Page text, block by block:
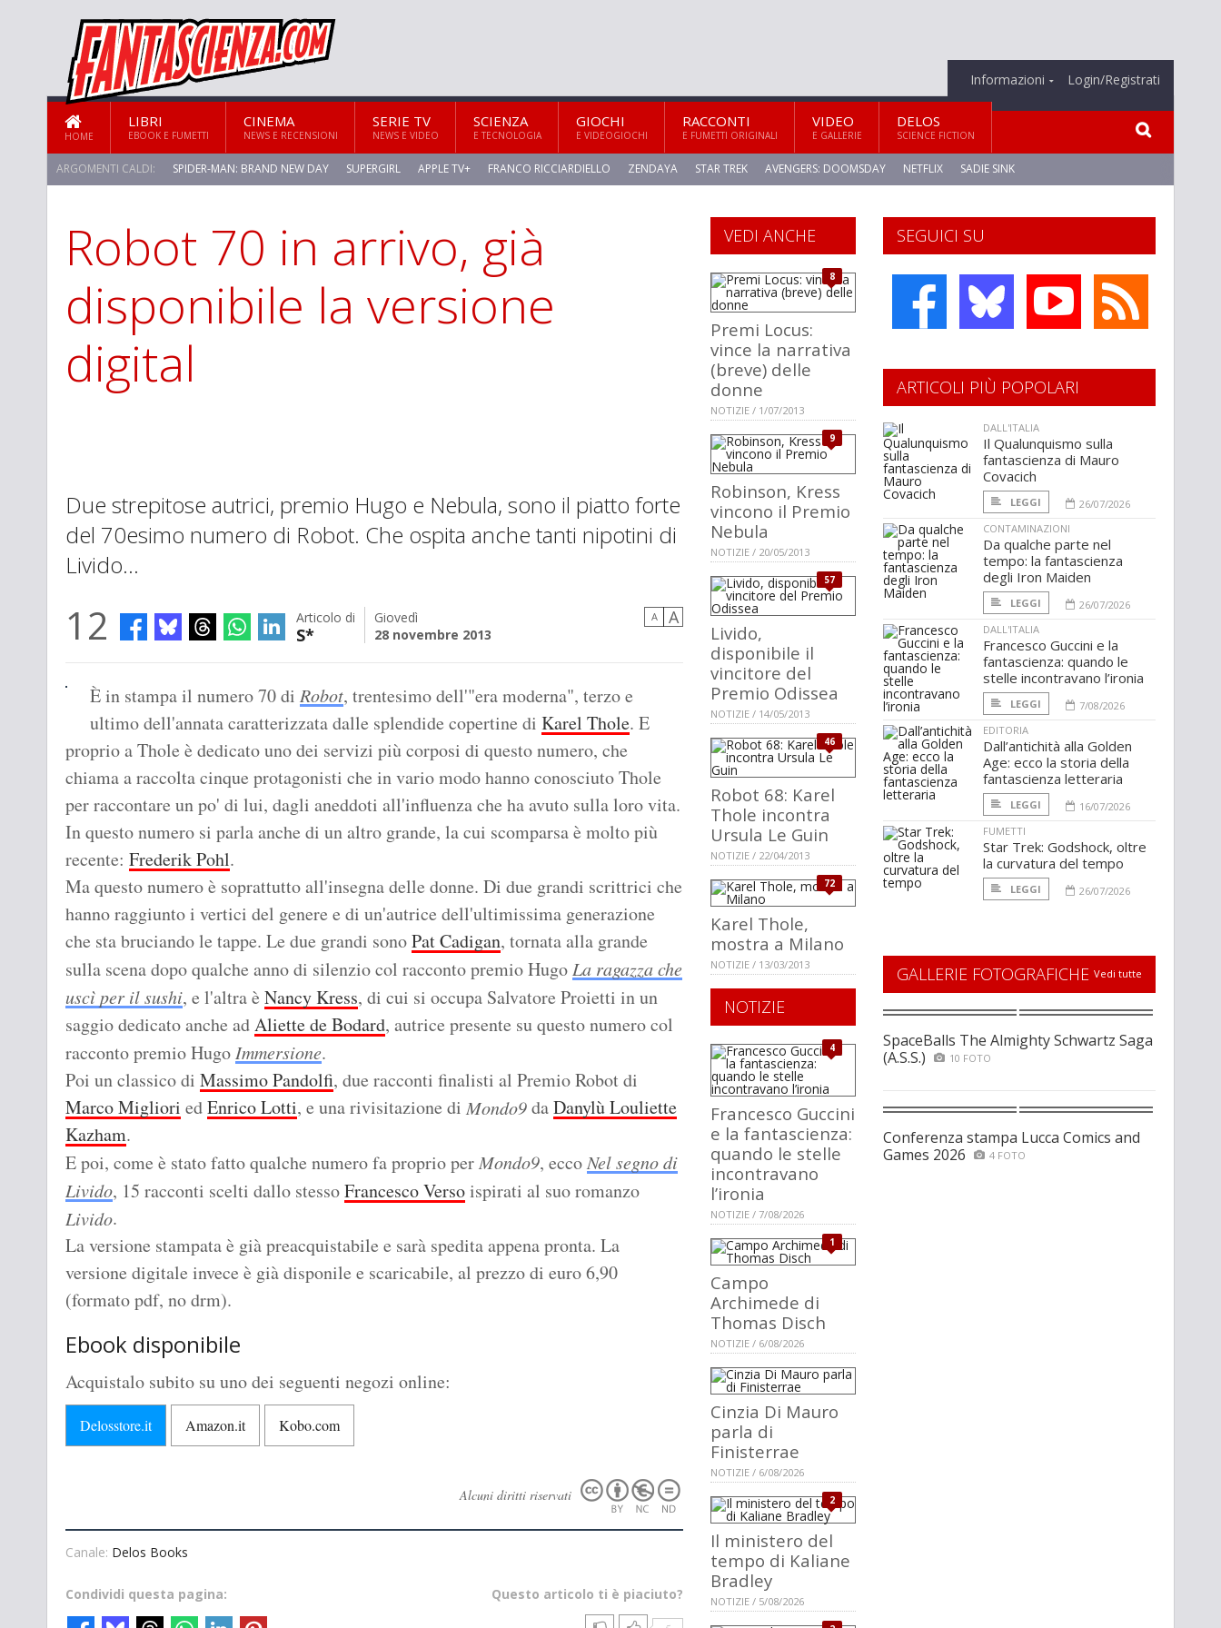
Informazioni Login/Registrati
HOME
LIBRI
EBOOK E FUMETTI
CINEMA
NEWS E RECENSIONI
SERIE TV
NEWS E VIDEO
SCIENZA
E TECNOLOGIA
GIOCHI
E VIDEOGIOCHI
RACCONTI
E FUMETTI ORIGINALI
VIDEO
E GALLERIE
DELOS
SCIENCE FICTION
ARGOMENTI CALDI: SPIDER-MAN: BRAND NEW DAY SUPERGIRL APPLE TV+ FRANCO RICCIARDIELLO ZENDAYA STAR TREK AVENGERS: DOOMSDAY NETFLIX SADIE SINK
STAR TREK: STRANGE NEW WORLDS
Robot 70 in arrivo, già
disponibile la versione
digital
Due strepitose autrici, premio Hugo e Nebula, sono il piatto forte
del 70esimo numero di Robot. Che ospita anche tanti nipotini di
Livido...
12 Articolo di
S*
Giovedì
28 novembre 2013
A A
È in stampa il numero 70 di Robot, trentesimo dell'"era moderna", terzo e
ultimo dell'annata caratterizzata dalle splendide copertine di Karel Thole. E
proprio a Thole è dedicato uno dei servizi più corposi di questo numero, che
chiama a raccolta cinque protagonisti che in vario modo hanno conosciuto Thole
per raccontare un po' di lui, dagli aneddoti all'influenza che ha avuto sulla loro vita.
In questo numero si parla anche di un altro grande, la cui scomparsa è molto più
recente: Frederik Pohl.
Ma questo numero è soprattutto all'insegna delle donne. Di due grandi scrittrici che
hanno raggiunto i vertici del genere e di un'autrice dell'ultimissima generazione
che sta bruciando le tappe. Le due grandi sonoPat Cadigan, tornata alla grande
sulla scena dopo qualche anno di silenzio col racconto premio HugoLa ragazza che
uscì per il sushi, e l'altra è Nancy Kress, di cui si occupa Salvatore Proietti in un
saggio dedicato anche adAliette de Bodard, autrice presente su questo numero col
racconto premio HugoImmersione.
Poi un classico di Massimo Pandolfi, due racconti finalisti al Premio Robot di
Marco Migliori edEnrico Lotti, e una rivisitazione di Mondo9daDanylù Louliette
Kazham.
E poi, come è stato fatto qualche numero fa proprio perMondo9, eccoNel segno di
Livido, 15 racconti scelti dallo stessoFrancesco Versoispirati al suo romanzo
Livido.
La versione stampata è già preacquistabile e sarà spedita appena pronta. La
versione digitale invece è già disponile e scaricabile, al prezzo di euro 6,90
(formato pdf, no drm).
Ebook disponibile
Acquistalo subito su uno dei seguenti negozi online:
Delosstore.it Amazon.it Kobo.com
Alcuni diritti riservati
Canale: Delos Books
Questo articolo ti è piaciuto?
Condividi questa pagina:
SEGUICI SU
VEDI ANCHE
8
Premi Locus:
vince la narrativa
(breve) delle
donne
NOTIZIE / 1/07/2013
9
Robinson, Kress
vincono il Premio
Nebula
NOTIZIE / 20/05/2013
57
Livido,
disponibile il
vincitore del
Premio Odissea
NOTIZIE / 14/05/2013
46
Robot 68: Karel
Thole incontra
Ursula Le Guin
NOTIZIE / 22/04/2013
72
Karel Thole,
mostra a Milano
NOTIZIE / 13/03/2013
NOTIZIE
4
Francesco Guccini
e la fantascienza:
quando le stelle
incontravano
l’ironia
NOTIZIE / 7/08/2026
1
Campo
Archimede di
Thomas Disch
NOTIZIE / 6/08/2026
Cinzia Di Mauro
parla di
Finisterrae
NOTIZIE / 6/08/2026
2
Il ministero del
tempo di Kaliane
Bradley
NOTIZIE / 5/08/2026
ARTICOLI PIÙ POPOLARI
DALL'ITALIA
Il Qualunquismo sulla
fantascienza di Mauro
Covacich
LEGGI
26/07/2026
CONTAMINAZIONI
Da qualche parte nel
tempo: la fantascienza
degli Iron Maiden
LEGGI
26/07/2026
DALL'ITALIA
Francesco Guccini e la
fantascienza: quando le
stelle incontravano l’ironia
LEGGI
7/08/2026
EDITORIA
Dall’antichità alla Golden
Age: ecco la storia della
fantascienza letteraria
LEGGI
16/07/2026
FUMETTI
Star Trek: Godshock, oltre
la curvatura del tempo
LEGGI 26/07/2026
GALLERIE FOTOGRAFICHE Vedi tutte
SpaceBalls The Almighty Schwartz Saga
(A.S.S.)
10 FOTO
Conferenza stampa Lucca Comics and
Games 2026
4 FOTO